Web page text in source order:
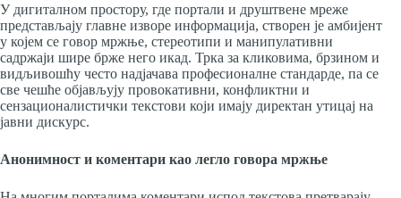
У дигиталном простору, где портали и друштвене мреже
представљају главне изворе информација, створен је амбијент
у којем се говор мржње, стереотипи и манипулативни
садржаји шире брже него икад. Трка за кликовима, брзином и
видљивошћу често надјачава професионалне стандарде, па се
све чешће објављују провокативни, конфликтни и
сензационалистички текстови који имају директан утицај на
јавни дискурс.
Анонимност и коментари као легло говора мржње